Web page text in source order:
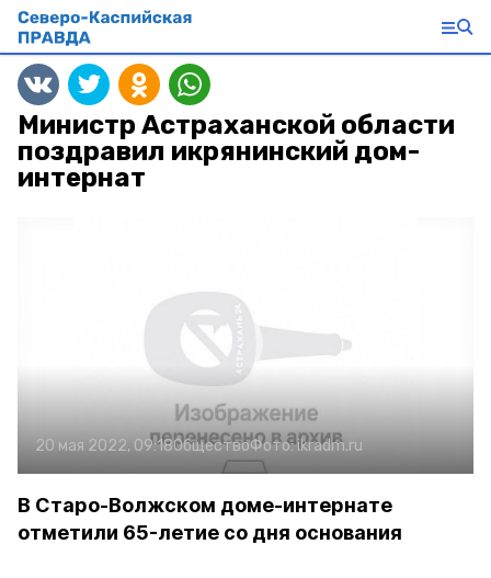
Министр Астраханской области
поздравил икрянинский дом-
интернат
20 мая 2022, 09:18ОбществоФото:ikradm.ru
В Старо-Волжском доме-интернате
отметили 65-летие со дня основания